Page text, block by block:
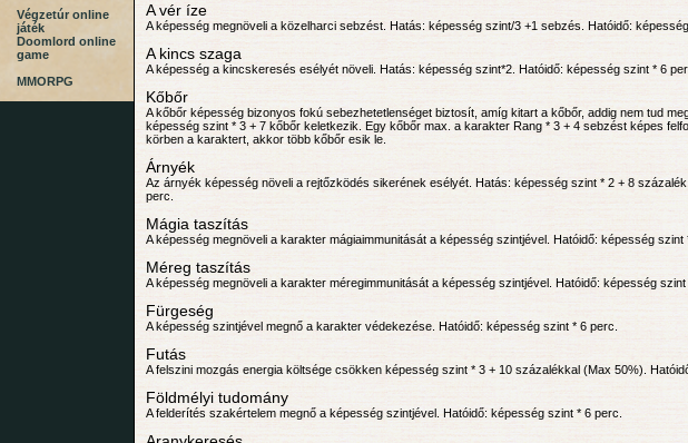
Végzetúr online
játék
Doomlord online
game
MMORPG
A vér íze
A képesség megnöveli a közelharci sebzést. Hatás: képesség szint/3 +1 sebzés. Hatóidő:
A kincs szaga
A képesség a kincskeresés esélyét növeli. Hatás: képesség szint*2. Hatóidő: képesség szint * 6
Kőbőr
A kőbőr képesség bizonyos fokú sebezhetetlenséget biztosít, amíg kitart a kőbőr, addig nem tud
képesség szint * 3 + 7 kőbőr keletkezik. Egy kőbőr max. a karakter Rang * 3 + 4 sebzést képes
körben a karaktert, akkor több kőbőr esik le.
Árnyék
Az árnyék képesség növeli a rejtőzködés sikerének esélyét. Hatás: képesség szint * 2 + 8
perc.
Mágia taszítás
A képesség megnöveli a karakter mágiaimmunitását a képesség szintjével. Hatóidő: képesség szint
Méreg taszítás
A képesség megnöveli a karakter méregimmunitását a képesség szintjével. Hatóidő: képesség szint
Fürgeség
A képesség szintjével megnő a karakter védekezése. Hatóidő: képesség szint * 6 perc.
Futás
A felszini mozgás energia költsége csökken képesség szint * 3 + 10 százalékkal (Max 50%).
Földmélyi tudomány
A felderítés szakértelem megnő a képesség szintjével. Hatóidő: képesség szint * 6 perc.